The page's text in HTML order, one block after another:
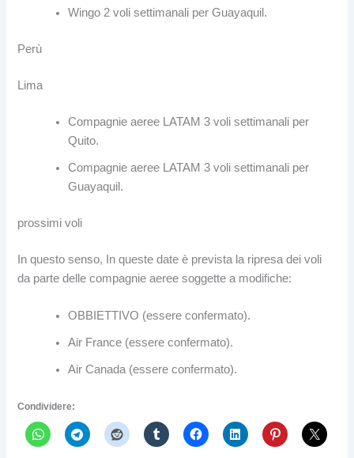
Wingo 2 voli settimanali per Guayaquil.
Perù
Lima
Compagnie aeree LATAM 3 voli settimanali per
Quito.
Compagnie aeree LATAM 3 voli settimanali per
Guayaquil.
prossimi voli
In questo senso, In queste date è prevista la ripresa dei voli
da parte delle compagnie aeree soggette a modifiche:
OBBIETTIVO (essere confermato).
Air France (essere confermato).
Air Canada (essere confermato).
Condividere: